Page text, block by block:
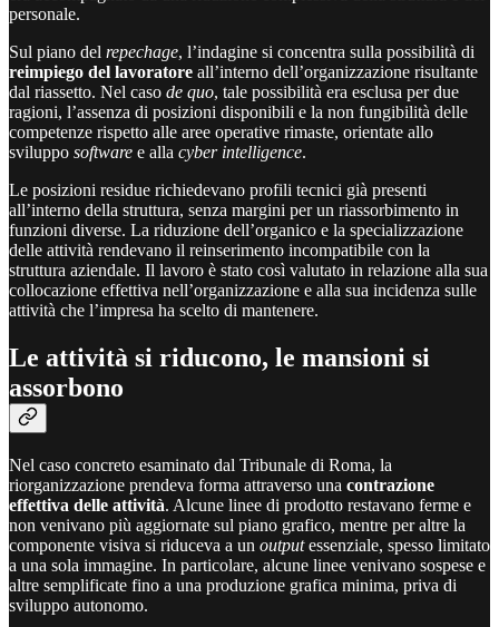
personale.
Sul piano del repechage, l’indagine si concentra sulla possibilità di
reimpiego del lavoratore all’interno dell’organizzazione risultante
dal riassetto. Nel caso de quo, tale possibilità era esclusa per due
ragioni, l’assenza di posizioni disponibili e la non fungibilità delle
competenze rispetto alle aree operative rimaste, orientate allo
sviluppo software e alla cyber intelligence.
Le posizioni residue richiedevano profili tecnici già presenti
all’interno della struttura, senza margini per un riassorbimento in
funzioni diverse. La riduzione dell’organico e la specializzazione
delle attività rendevano il reinserimento incompatibile con la
struttura aziendale. Il lavoro è stato così valutato in relazione alla sua
collocazione effettiva nell’organizzazione e alla sua incidenza sulle
attività che l’impresa ha scelto di mantenere.
Le attività si riducono, le mansioni si
assorbono
Nel caso concreto esaminato dal Tribunale di Roma, la
riorganizzazione prendeva forma attraverso una contrazione
effettiva delle attività. Alcune linee di prodotto restavano ferme e
non venivano più aggiornate sul piano grafico, mentre per altre la
componente visiva si riduceva a un outputessenziale, spesso limitato
a una sola immagine. In particolare, alcune linee venivano sospese e
altre semplificate fino a una produzione grafica minima, priva di
sviluppo autonomo.